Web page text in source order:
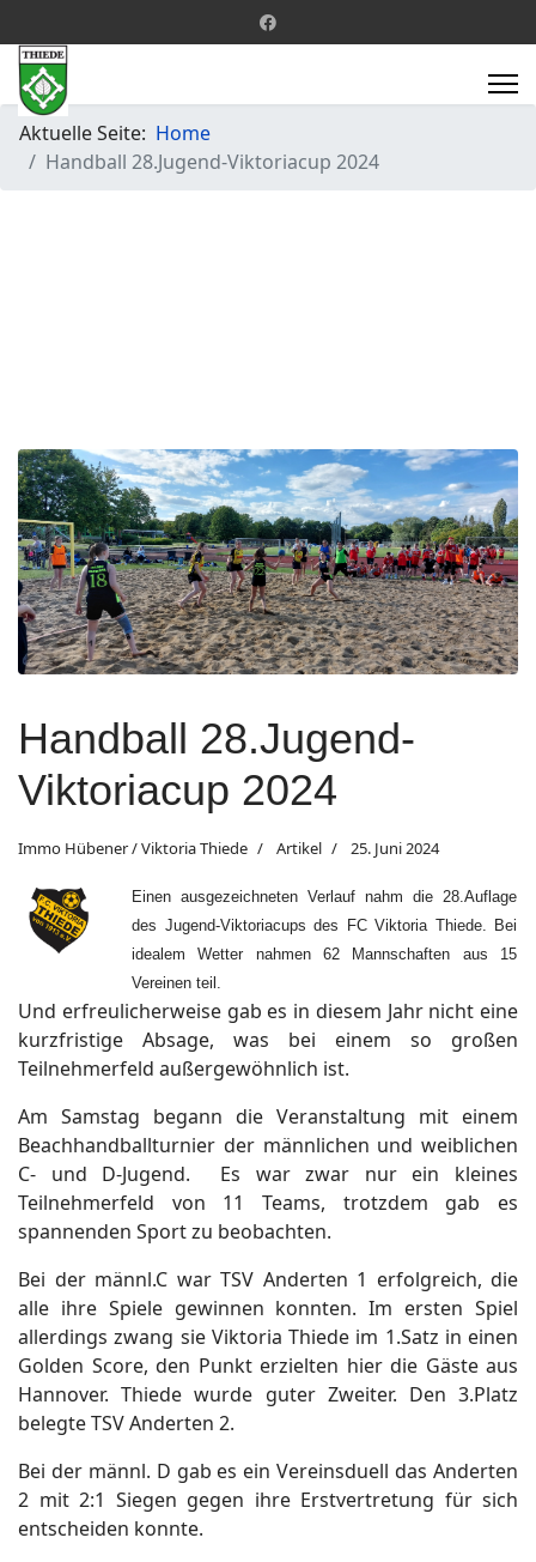
Aktuelle Seite: Home
Handball 28.Jugend-Viktoriacup 2024
Handball 28.Jugend-
Viktoriacup 2024
Immo Hübener / Viktoria Thiede Artikel 25. Juni 2024
Einen ausgezeichneten Verlauf nahm die 28.Auflage
des Jugend-Viktoriacups des FC Viktoria Thiede. Bei
idealem Wetter nahmen 62 Mannschaften aus 15
Vereinen teil.
Und erfreulicherweise gab es in diesem Jahr nicht eine
kurzfristige Absage, was bei einem so großen
Teilnehmerfeld außergewöhnlich ist.
Am Samstag begann die Veranstaltung mit einem
Beachhandballturnier der männlichen und weiblichen
C- und D-Jugend. Es war zwar nur ein kleines
Teilnehmerfeld von 11 Teams, trotzdem gab es
spannenden Sport zu beobachten.
Bei der männl.C war TSV Anderten 1 erfolgreich, die
alle ihre Spiele gewinnen konnten. Im ersten Spiel
allerdings zwang sie Viktoria Thiede im 1.Satz in einen
Golden Score, den Punkt erzielten hier die Gäste aus
Hannover. Thiede wurde guter Zweiter. Den 3.Platz
belegte TSV Anderten 2.
Bei der männl. D gab es ein Vereinsduell das Anderten
2 mit 2:1 Siegen gegen ihre Erstvertretung für sich
entscheiden konnte.